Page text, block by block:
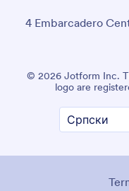
4 Embarcadero
© 2026 Jotform Inc.
logo are